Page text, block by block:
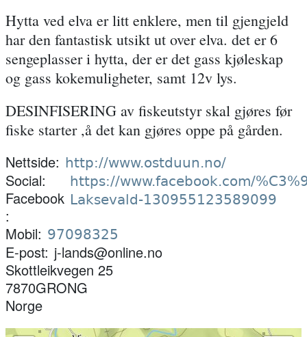
Hytta ved elva er litt enklere, men til gjengjeld
har den fantastisk utsikt ut over elva. det er 6
sengeplasser i hytta, der er det gass kjøleskap
og gass kokemuligheter, samt 12v lys.
DESINFISERING av fiskeutstyr skal gjøres før
fiske starter ,å det kan gjøres oppe på gården.
Nettside
http://www.ostduun.no/
Social:
Facebook
https://www.facebook.com/
Laksevald-130955123589099
Mobil 97098325
E-post j-lands@online.no
Skottleikvegen 25
7870GRONG
Norge